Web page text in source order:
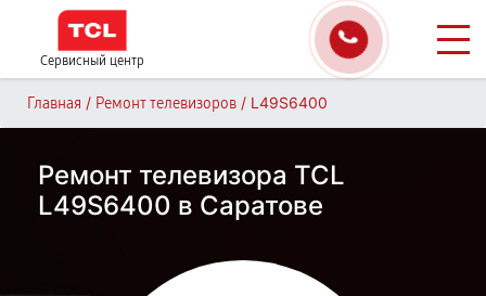
Сервисный центр
Главная / Ремонт телевизоров / L49S6400
Ремонт телевизора TCL
L49S6400 в Саратове